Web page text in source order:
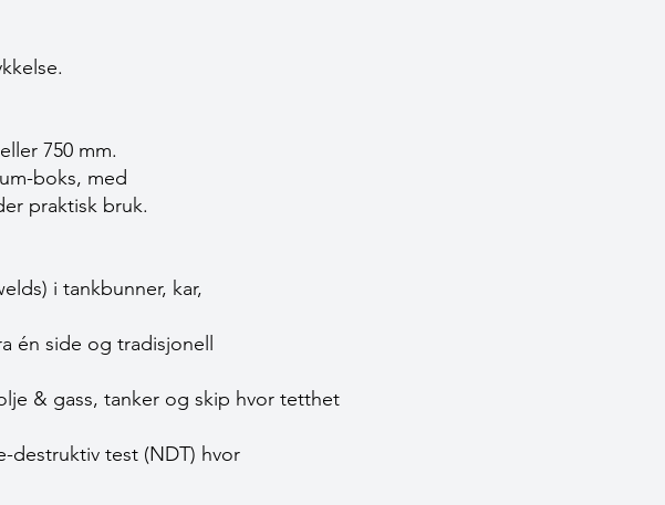
750 mm.
boks, med
praktisk bruk.
i tankbunner, kar,
én side og tradisjonell
& gass, tanker og skip hvor tetthet
destruktiv test (NDT) hvor